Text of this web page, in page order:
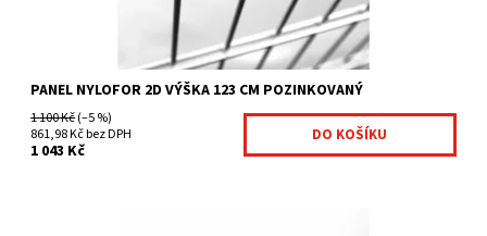
PANEL NYLOFOR 2D VÝŠKA 123 CM POZINKOVANÝ
1 100 Kč(–5 %)
861,98 Kč bez DPH
1 043 Kč